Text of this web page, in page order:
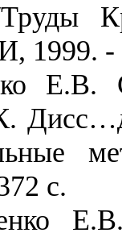
/
1999. -
Е.В.
с.